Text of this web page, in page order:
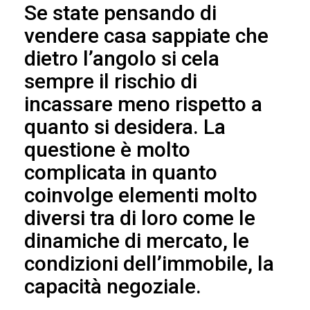
Se state pensando di
vendere casa sappiate che
dietro l’angolo si cela
sempre il rischio di
incassare meno rispetto a
quanto si desidera. La
questione è molto
complicata in quanto
coinvolge elementi molto
diversi tra di loro come le
dinamiche di mercato, le
condizioni dell’immobile, la
capacità negoziale.